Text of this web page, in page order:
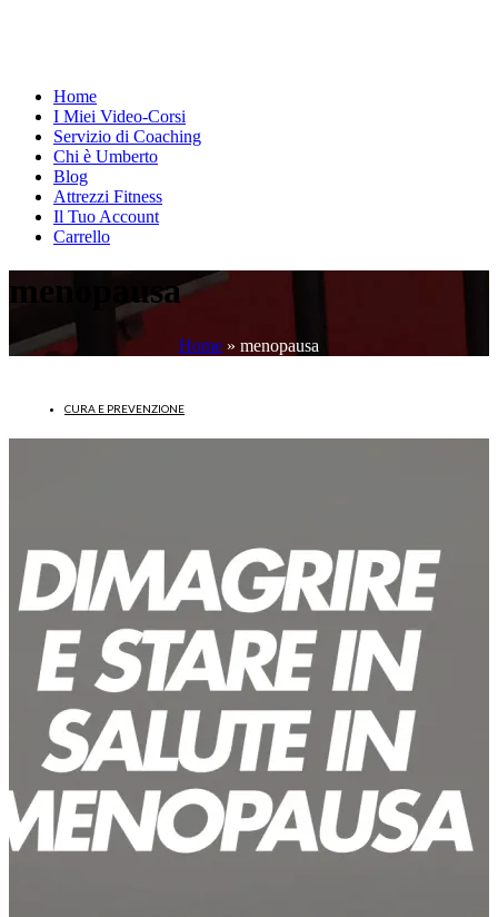
Home
I Miei Video-Corsi
Servizio di Coaching
Chi è Umberto
Blog
Attrezzi Fitness
Il Tuo Account
Carrello
menopausa
Home » menopausa
CURA E PREVENZIONE